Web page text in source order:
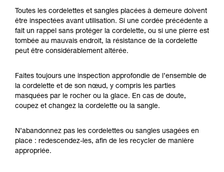
Toutes les cordelettes et sangles placées à demeure doivent
être inspectées avant utilisation. Si une cordée précédente a
fait un rappel sans protéger la cordelette, ou si une pierre est
tombée au mauvais endroit, la résistance de la cordelette
peut être considérablement altérée.
Faites toujours une inspection approfondie de l’ensemble de
la cordelette et de son nœud, y compris les parties
masquées par le rocher ou la glace. En cas de doute,
coupez et changez la cordelette ou la sangle.
N’abandonnez pas les cordelettes ou sangles usagées en
place : redescendez-les, afin de les recycler de manière
appropriée.